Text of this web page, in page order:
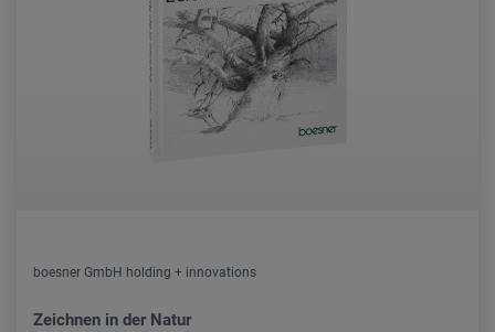
boesner GmbH holding + innovations
Zeichnen in der Natur